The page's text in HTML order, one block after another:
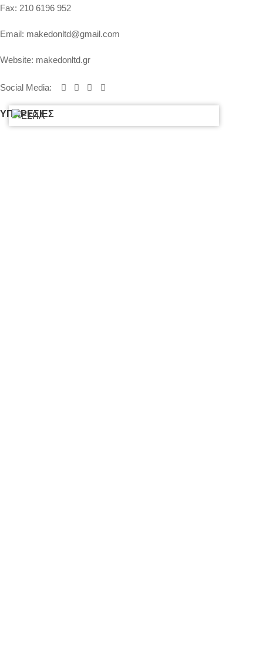
Fax: 210 6196 952
Email: makedonltd@gmail.com
Website: makedonltd.gr
Social Media:
ΥΠΗΡΕΣΙΕΣ